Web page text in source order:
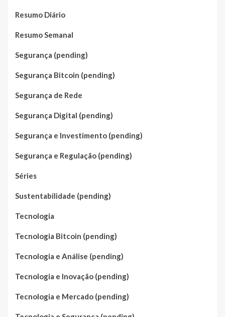
Resumo Diário
Resumo Semanal
Segurança (pending)
Segurança Bitcoin (pending)
Segurança de Rede
Segurança Digital (pending)
Segurança e Investimento (pending)
Segurança e Regulação (pending)
Séries
Sustentabilidade (pending)
Tecnologia
Tecnologia Bitcoin (pending)
Tecnologia e Análise (pending)
Tecnologia e Inovação (pending)
Tecnologia e Mercado (pending)